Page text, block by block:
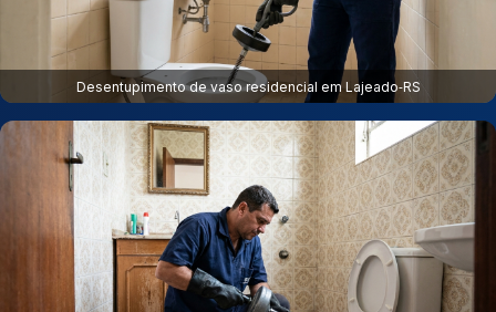
Desentupimento de vaso residencial em Lajeado‑RS